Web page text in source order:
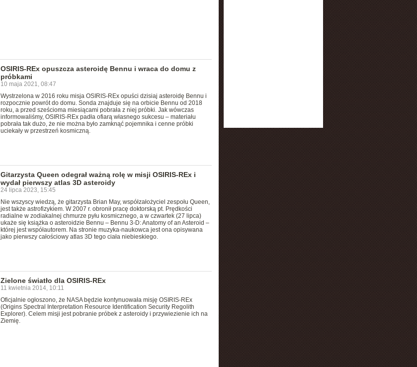
OSIRIS-REx opuszcza asteroidę Bennu i wraca do domu z
próbkami
10 maja 2021, 08:47
Wystrzelona w 2016 roku misja OSIRIS-REx opuści dzisiaj asteroidę Bennu i
rozpocznie powrót do domu. Sonda znajduje się na orbicie Bennu od 2018
roku, a przed sześcioma miesiącami pobrała z niej próbki. Jak wówczas
informowaliśmy, OSIRIS-REx padła ofiarą własnego sukcesu – materiału
pobrała tak dużo, że nie można było zamknąć pojemnika i cenne próbki
uciekały w przestrzeń kosmiczną.
Gitarzysta Queen odegrał ważną rolę w misji OSIRIS-REx i
wydał pierwszy atlas 3D asteroidy
24 lipca 2023, 15:45
Nie wszyscy wiedzą, że gitarzysta Brian May, współzałożyciel zespołu Queen,
jest także astrofizykiem. W 2007 r. obronił pracę doktorską pt. Prędkości
radialne w zodiakalnej chmurze pyłu kosmicznego, a w czwartek (27 lipca)
ukaże się książka o asteroidzie Bennu – Bennu 3-D: Anatomy of an Asteroid –
której jest współautorem. Na stronie muzyka-naukowca jest ona opisywana
jako pierwszy całościowy atlas 3D tego ciała niebieskiego.
Zielone światło dla OSIRIS-REx
11 kwietnia 2014, 10:11
Oficjalnie ogłoszono, że NASA będzie kontynuowała misję OSIRIS-REx
(Origins Spectral Interpretation Resource Identification Security Regolith
Explorer). Celem misji jest pobranie próbek z asteroidy i przywiezienie ich na
Ziemię.